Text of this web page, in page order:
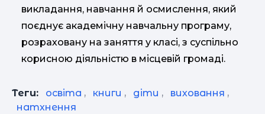
викладання, навчання й осмислення, який
поєднує академічну навчальну програму,
розраховану на заняття у класі, з суспільно
корисною діяльністю в місцевій громаді.
Теги: освіта , книги , діти , виховання ,
натхнення